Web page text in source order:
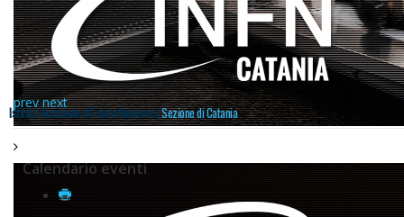
prev next
Istituto Nazionale di Fisica Nucleare |Sezione di Catania
Calendario eventi